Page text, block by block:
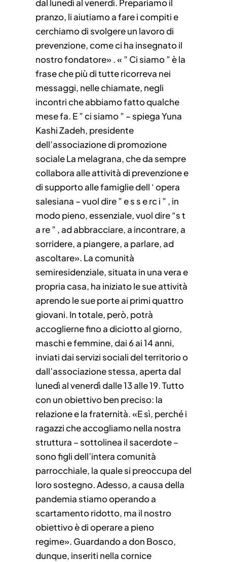
dal lunedì al venerdì. Prepariamo il
pranzo, li aiutiamo a fare i compiti e
cerchiamo di svolgere un lavoro di
prevenzione, come ci ha insegnato il
nostro fondatore» . « ” Ci siamo ” è la
frase che più di tutte ricorreva nei
messaggi, nelle chiamate, negli
incontri che abbiamo fatto qualche
mese fa. E ” ci siamo ” – spiega Yuna
Kashi Zadeh, presidente
dell’associazione di promozione
sociale La melagrana, che da sempre
collabora alle attività di prevenzione e
di supporto alle famiglie dell ‘ opera
salesiana – vuol dire ” e s s e rc i ” , in
modo pieno, essenziale, vuol dire “s t
a re ” , ad abbracciare, a incontrare, a
sorridere, a piangere, a parlare, ad
ascoltare». La comunità
semiresidenziale, situata in una vera e
propria casa, ha iniziato le sue attività
aprendo le sue porte ai primi quattro
giovani. In totale, però, potrà
accoglierne fino a diciotto al giorno,
maschi e femmine, dai 6 ai 14 anni,
inviati dai servizi sociali del territorio o
dall’associazione stessa, aperta dal
lunedì al venerdì dalle 13 alle 19. Tutto
con un obiettivo ben preciso: la
relazione e la fraternità. «E sì, perché i
ragazzi che accogliamo nella nostra
struttura – sottolinea il sacerdote –
sono figli dell’intera comunità
parrocchiale, la quale si preoccupa del
loro sostegno. Adesso, a causa della
pandemia stiamo operando a
scartamento ridotto, ma il nostro
obiettivo è di operare a pieno
regime». Guardando a don Bosco,
dunque, inseriti nella cornice